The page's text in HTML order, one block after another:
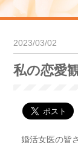
2023/03/02
私の恋愛
婚活女医の皆